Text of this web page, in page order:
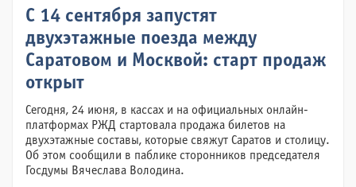
С 14 сентября запустят
двухэтажные поезда между
Саратовом и Москвой: старт продаж
открыт
Сегодня, 24 июня, в кассах и на официальных онлайн-
платформах РЖД стартовала продажа билетов на
двухэтажные составы, которые свяжут Саратов и столицу.
Об этом сообщили в паблике сторонников председателя
Госдумы Вячеслава Володина.